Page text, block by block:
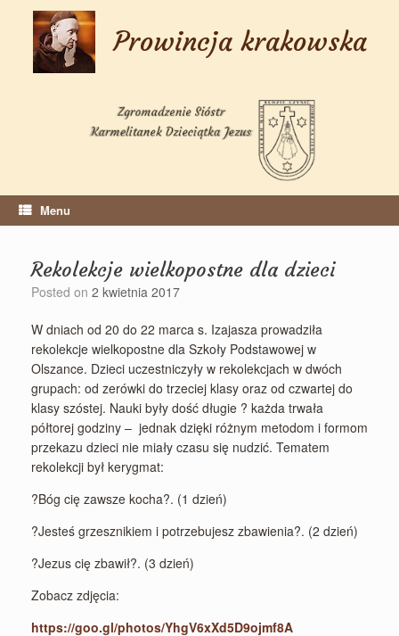
content
Prowincja krakowska
Menu
Rekolekcje wielkopostne dla dzieci
Posted on 2 kwietnia 2017
W dniach od 20 do 22 marca s. Izajasza prowadziła
rekolekcje wielkopostne dla Szkoły Podstawowej w
Olszance. Dzieci uczestniczyły w rekolekcjach w dwóch
grupach: od zerówki do trzeciej klasy oraz od czwartej do
klasy szóstej. Nauki były dość długie ? każda trwała
półtorej godziny – jednak dzięki różnym metodom i formom
przekazu dzieci nie miały czasu się nudzić. Tematem
rekolekcji był kerygmat:
?Bóg cię zawsze kocha?. (1 dzień)
?Jesteś grzesznikiem i potrzebujesz zbawienia?. (2 dzień)
?Jezus cię zbawił?. (3 dzień)
Zobacz zdjęcia:
https://goo.gl/photos/YhgV6xXd5D9ojmf8A